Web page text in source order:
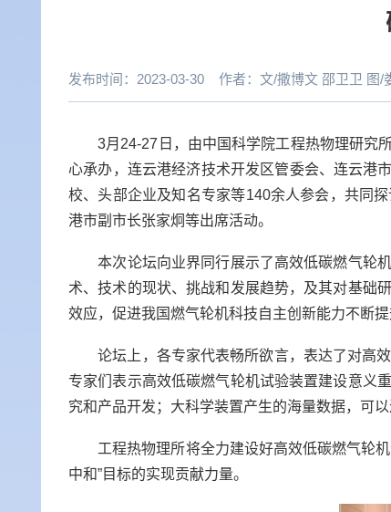
发布时间：2023-03-30 作者： 文/撒博文 邵卫卫 图/
3月 24-27 日，由中国科学院工程热物理研究
心承办，连云港经济技术开发区管委会、连云港
校、头部企业及知名专家等140余人参会，共同
港市副市长张家炯等出席活动。
本次论坛向业界同行展示了高效低碳燃气轮
术、技术的现状、挑战和发展趋势，及其对基础
效应，促进我国燃气轮机科技自主创新能力不断提
论坛上，各专家代表畅所欲言，表达了对高
专家们表示高效低碳燃气轮机试验装置建设意义
究和产品开发；大科学装置产生的海量数据，可
工程热物理所将全力建设好高效低碳燃气轮
中和”目标的实现贡献力量。